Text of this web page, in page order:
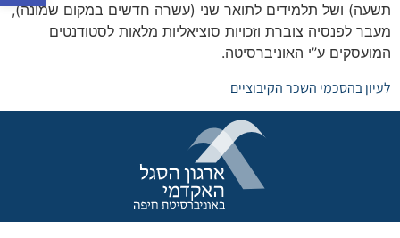
תשעה) ושל תלמידים לתואר שני (עשרה חדשים במקום שמונה),
מעבר לפנסיה צוברת וזכויות סוציאליות מלאות לסטודנטים
המועסקים ע”י האוניברסיטה.
לעיון בהסכמי השכר הקיבוציים